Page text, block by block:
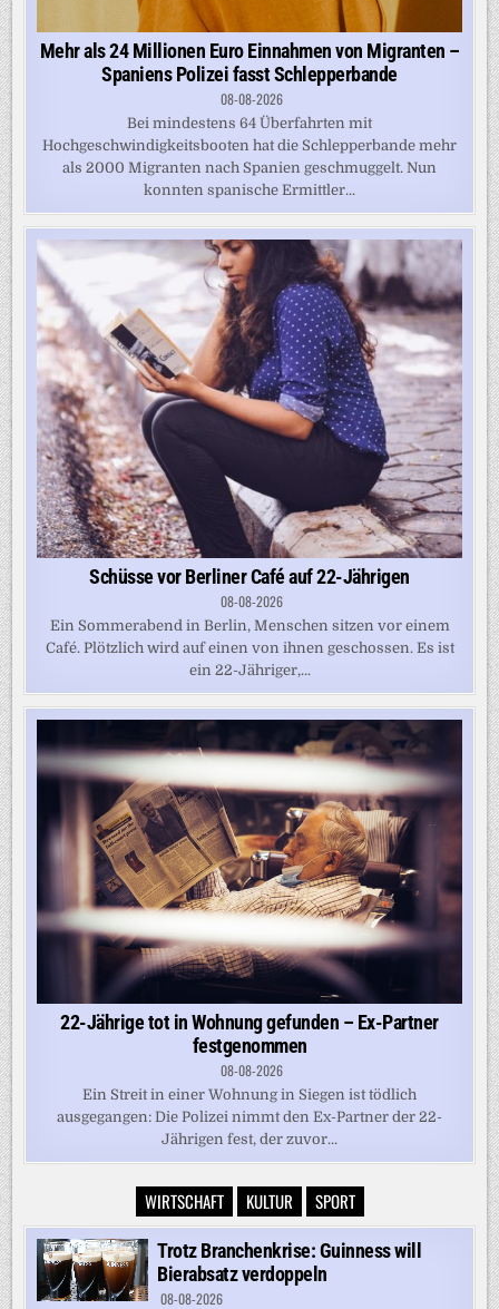
Mehr als 24 Millionen Euro Einnahmen von Migranten –
Spaniens Polizei fasst Schlepperbande
08-08-2026
Bei mindestens 64 Überfahrten mit
Hochgeschwindigkeitsbooten hat die Schlepperbande mehr
als 2000 Migranten nach Spanien geschmuggelt. Nun
konnten spanische Ermittler...
Schüsse vor Berliner Café auf 22-Jährigen
08-08-2026
Ein Sommerabend in Berlin, Menschen sitzen vor einem
Café. Plötzlich wird auf einen von ihnen geschossen. Es ist
ein 22-Jähriger,...
22-Jährige tot in Wohnung gefunden – Ex-Partner
festgenommen
08-08-2026
Ein Streit in einer Wohnung in Siegen ist tödlich
ausgegangen: Die Polizei nimmt den Ex-Partner der 22-
Jährigen fest, der zuvor...
WIRTSCHAFT KULTUR SPORT
Trotz Branchenkrise: Guinness will
Bierabsatz verdoppeln
08-08-2026